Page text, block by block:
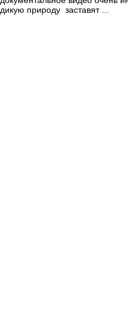
дикую природу заставят ...